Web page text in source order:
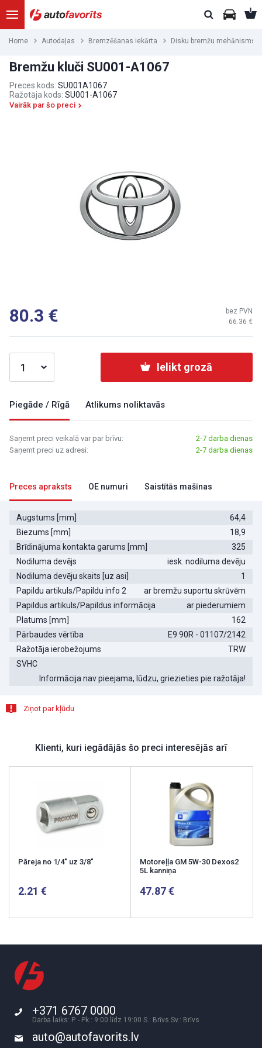
Home Autodaļas Bremzēšanas iekārta Disku bremžu mehānisms
Bremžu kluči SU001-A1067
Preces kods: SU001A1067
Ražotāja kods: SU001-A1067
Vairāk par šo preci
80.3 66.36
bez PVN
Ielikt grozā
Piegāde / Rīgā Atlikums noliktavās
Saņemt preci veikalā var par brīvu:
2-7 darba dienas
Saņemt preci uz adresi:
2-7 darba dienas
Preces apraksts OE numuri Saistītās mašīnas
Augstums [mm]
64,4
Biezums [mm]
18,9
Brīdinājuma kontakta garums [mm]
325
Nodiluma devējs
iesk. nodiluma devēju
Nodiluma devēju skaits [uz asi]
1
Papildu artikuls/Papildu info 2
ar bremžu suportu skrūvēm
Papildus artikuls/Papildus informācija
ar piederumiem
Platums [mm]
162
Pārbaudes vērtība
E9 90R - 01107/2142
Ražotāja ierobežojums
TRW
SVHC
Informācija nav pieejama, lūdzu, griezieties pie ražotāja!
Ziņot par kļūdu
Klienti, kuri iegādājās šo preci interesējās arī
Pāreja no 1/4" uz 3/8"
2.21
Motoreļļa GM 5W-30 Dexos2
5L kanniņa
47.87
+371 6767 0000
Darba laiks: P. - Pk.: 9:00 līdz 19:00 S.: Brīvs Sv.: Brīvs
auto@autofavorits.lv